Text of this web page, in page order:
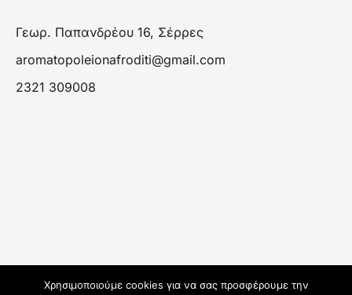
Γεωρ. Παπανδρέου 16, Σέρρες
aromatopoleionafroditi@gmail.com
2321 309008
Χρησιμοποιούμε cookies για να σας προσφέρουμε την